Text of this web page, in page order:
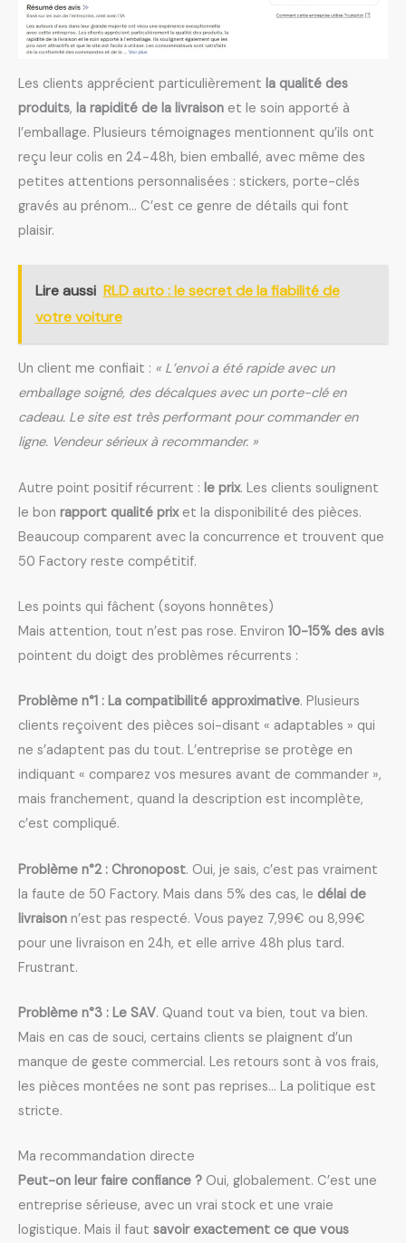
Les clients apprécient particulièrement la qualité des
produits, la rapidité de la livraison et le soin apporté à
l’emballage. Plusieurs témoignages mentionnent qu’ils ont
reçu leur colis en 24-48h, bien emballé, avec même des
petites attentions personnalisées : stickers, porte-clés
gravés au prénom… C’est ce genre de détails qui font
plaisir.
Lire aussi RLD auto : le secret de la fiabilité de
votre voiture
Un client me confiait : « L’envoi a été rapide avec un
emballage soigné, des décalques avec un porte-clé en
cadeau. Le site est très performant pour commander en
ligne. Vendeur sérieux à recommander. »
Autre point positif récurrent : le prix. Les clients soulignent
le bon rapport qualité prixet la disponibilité des pièces.
Beaucoup comparent avec la concurrence et trouvent que
50 Factory reste compétitif.
Les points qui fâchent (soyons honnêtes)
Mais attention, tout n’est pas rose. Environ 10-15% des avis
pointent du doigt des problèmes récurrents :
Problème n°1 : La compatibilité approximative. Plusieurs
clients reçoivent des pièces soi-disant « adaptables » qui
ne s’adaptent pas du tout. L’entreprise se protège en
indiquant « comparez vos mesures avant de commander »,
mais franchement, quand la description est incomplète,
c’est compliqué.
Problème n°2 : Chronopost. Oui, je sais, c’est pas vraiment
la faute de 50 Factory. Mais dans 5% des cas, le délai de
livraison n’est pas respecté. Vous payez 7,99€ ou 8,99€
pour une livraison en 24h, et elle arrive 48h plus tard.
Frustrant.
Problème n°3 : Le SAV. Quand tout va bien, tout va bien.
Mais en cas de souci, certains clients se plaignent d’un
manque de geste commercial. Les retours sont à vos frais,
les pièces montées ne sont pas reprises… La politique est
stricte.
Ma recommandation directe
Peut-on leur faire confiance ? Oui, globalement. C’est une
entreprise sérieuse, avec un vrai stock et une vraie
logistique. Mais il faut savoir exactement ce que vous